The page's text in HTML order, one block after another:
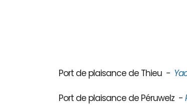
Port de plaisance de Thieu -
Port de plaisance de Péruwelz -